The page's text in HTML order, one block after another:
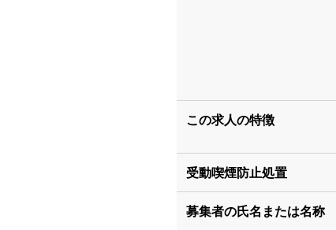
この求人の特徴
受動喫煙防止処置
募集者の氏名または名称